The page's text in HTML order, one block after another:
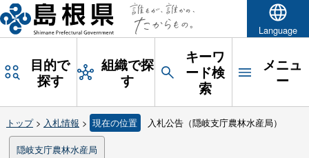
Language
目的で
探す
組織で探
す
キーワ
ード検
索
メニュ
ー
トップ> 入札情報 > 現在の位置 入札公告（隠岐支庁農林水産局）
隠岐支庁農林水産局